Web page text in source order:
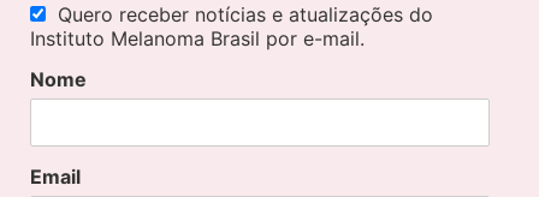
Quero receber notícias e atualizações do
Instituto Melanoma Brasil por e-mail.
Nome
Email